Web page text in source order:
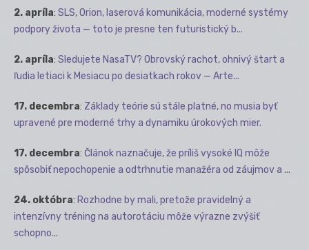
2. apríla: SLS, Orion, laserová komunikácia, moderné systémy
podpory života — toto je presne ten futuristický b...
2. apríla: Sledujete NasaTV? Obrovský rachot, ohnivý štart a
ľudia letiaci k Mesiacu po desiatkach rokov — Arte...
17. decembra: Základy teórie sú stále platné, no musia byť
upravené pre moderné trhy a dynamiku úrokových mier.
17. decembra: Článok naznačuje, že príliš vysoké IQ môže
spôsobiť nepochopenie a odtrhnutie manažéra od záujmov a ...
24. októbra: Rozhodne by mali, pretože pravidelný a
intenzívny tréning na autorotáciu môže výrazne zvýšiť
schopno...